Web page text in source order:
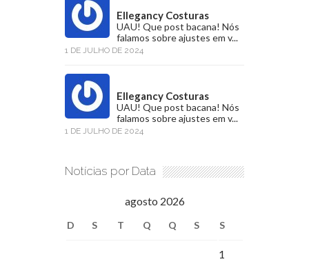
Ellegancy Costuras
UAU! Que post bacana! Nós
falamos sobre ajustes em v...
1 DE JULHO DE 2024
Ellegancy Costuras
UAU! Que post bacana! Nós
falamos sobre ajustes em v...
1 DE JULHO DE 2024
Notícias por Data
agosto 2026
D S T Q Q S S
1